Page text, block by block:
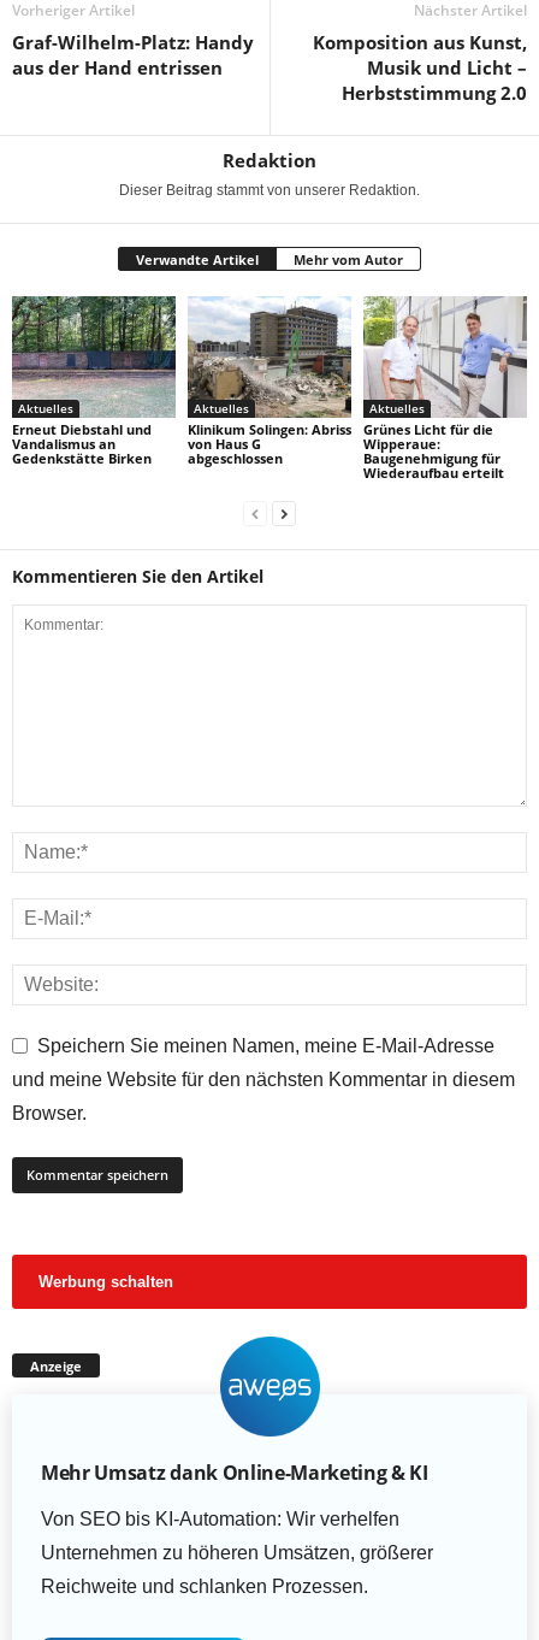
Vorheriger Artikel
Graf-Wilhelm-Platz: Handy
aus der Hand entrissen
Nächster Artikel
Komposition aus Kunst,
Musik und Licht –
Herbststimmung 2.0
Redaktion
Dieser Beitrag stammt von unserer Redaktion.
Verwandte Artikel Mehr vom Autor
Aktuelles
Erneut Diebstahl und
Vandalismus an
Gedenkstätte Birken
Aktuelles
Klinikum Solingen: Abriss
von Haus G
abgeschlossen
Aktuelles
Grünes Licht für die
Wipperaue:
Baugenehmigung für
Wiederaufbau erteilt
Kommentieren Sie den Artikel
Speichern Sie meinen Namen, meine E-Mail-Adresse
und meine Website für den nächsten Kommentar in diesem
Browser.
Werbung schalten
Anzeige
Mehr Umsatz dank Online-Marketing & KI
Von SEO bis KI-Automation: Wir verhelfen
Unternehmen zu höheren Umsätzen, größerer
Reichweite und schlanken Prozessen.